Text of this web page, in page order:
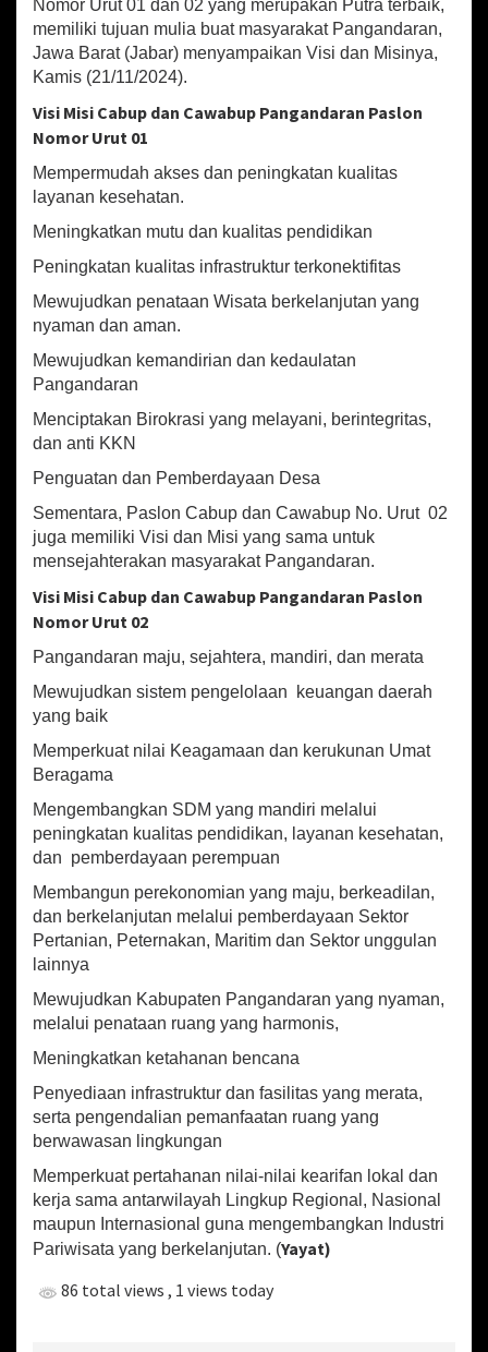
a
b
u
p
a
b
u
P
a
g
a
d
r
a
m
p
a
k
V
s
a
M
s
i
sA
p
p
o
o
k
l
e
Nomor Urut 01 dan 02 yang merupakan Putra terbaik,
memiliki tujuan mulia buat masyarakat Pangandaran,
Jawa Barat (Jabar) menyampaikan Visi dan Misinya,
Kamis (21/11/2024).
Visi Misi Cabup dan Cawabup Pangandaran Paslon
Nomor Urut 01
Mempermudah akses dan peningkatan kualitas
layanan kesehatan.
Meningkatkan mutu dan kualitas pendidikan
Peningkatan kualitas infrastruktur terkonektifitas
Mewujudkan penataan Wisata berkelanjutan yang
nyaman dan aman.
Mewujudkan kemandirian dan kedaulatan
Pangandaran
Menciptakan Birokrasi yang melayani, berintegritas,
dan anti KKN
Penguatan dan Pemberdayaan Desa
Sementara, Paslon Cabup dan Cawabup No. Urut 02
juga memiliki Visi dan Misi yang sama untuk
mensejahterakan masyarakat Pangandaran.
Visi Misi Cabup dan Cawabup Pangandaran Paslon
Nomor Urut 02
Pangandaran maju, sejahtera, mandiri, dan merata
Mewujudkan sistem pengelolaan keuangan daerah
yang baik
Memperkuat nilai Keagamaan dan kerukunan Umat
Beragama
Mengembangkan SDM yang mandiri melalui
peningkatan kualitas pendidikan, layanan kesehatan,
dan pemberdayaan perempuan
Membangun perekonomian yang maju, berkeadilan,
dan berkelanjutan melalui pemberdayaan Sektor
Pertanian, Peternakan, Maritim dan Sektor unggulan
lainnya
Mewujudkan Kabupaten Pangandaran yang nyaman,
melalui penataan ruang yang harmonis,
Meningkatkan ketahanan bencana
Penyediaan infrastruktur dan fasilitas yang merata,
serta pengendalian pemanfaatan ruang yang
berwawasan lingkungan
Memperkuat pertahanan nilai-nilai kearifan lokal dan
kerja sama antarwilayah Lingkup Regional, Nasional
maupun Internasional guna mengembangkan Industri
Pariwisata yang berkelanjutan. (Yayat)
86 total views , 1 views today